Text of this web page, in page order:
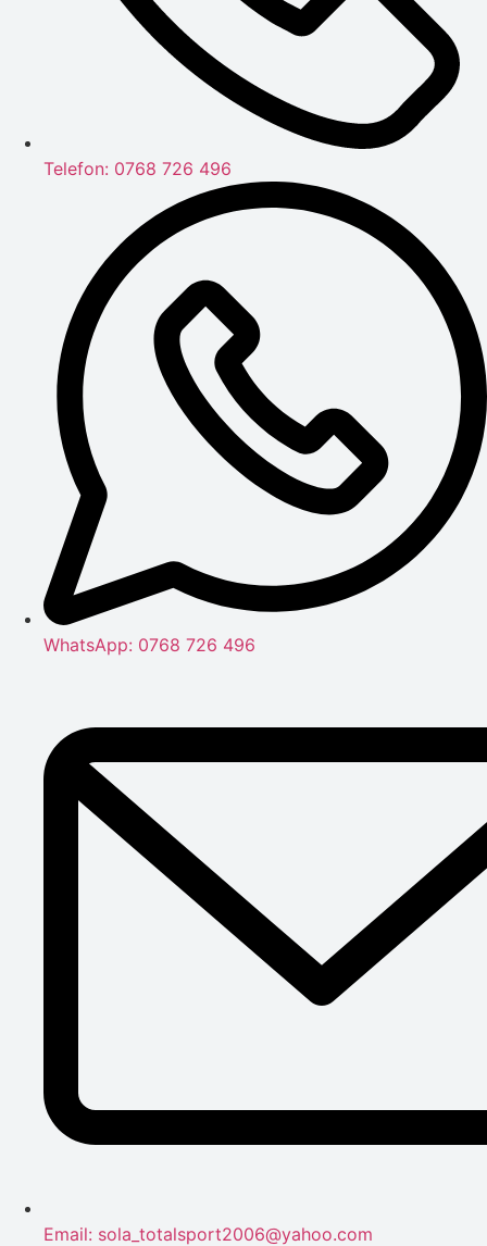
Telefon: 0768 726 496
WhatsApp: 0768 726 496
Email: sola_totalsport2006@yahoo.com